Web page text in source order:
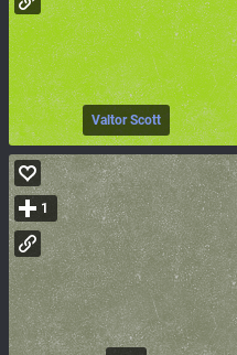
Valtor Scott
1